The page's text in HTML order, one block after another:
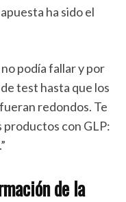
ha sido el
podía fallar y por
test hasta que los
redondos. Te
productos con GLP:
de la